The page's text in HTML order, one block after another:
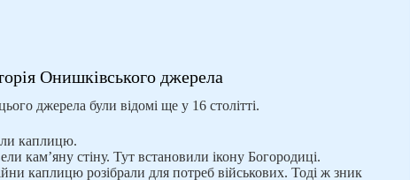
Онишківського джерела
джерела були відомі ще у 16 столітті.
каплицю.
кам’яну стіну. Тут встановили ікону Богородиці.
каплицю розібрали для потреб військових. Тоді ж зник